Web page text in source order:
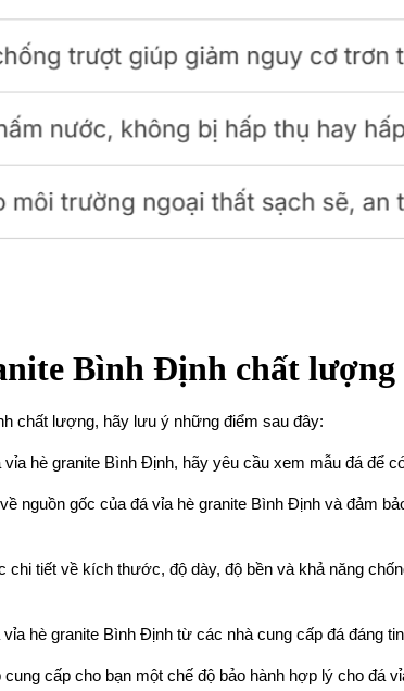
Bình Định chất lượng
chất lượng, hãy lưu ý những điểm sau đây:
hè granite Bình Định, hãy yêu cầu xem mẫu đá để
nguồn gốc của đá vỉa hè granite Bình Định và đảm
tiết về kích thước, độ dày, độ bền và khả năng
hè granite Bình Định từ các nhà cung cấp đá đáng
cấp cho bạn một chế độ bảo hành hợp lý cho đá